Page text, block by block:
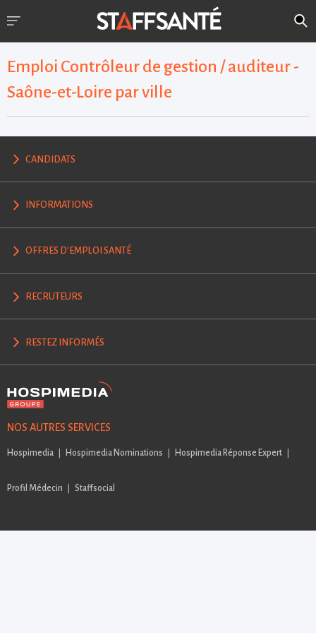
Emploi Contrôleur de gestion / auditeur -
Saône-et-Loire par ville
CANDIDATS
INFORMATIONS
OFFRES D'EMPLOI SANTÉ
RECRUTEURS
RESTEZ INFORMÉS
NOS AUTRES SERVICES
Hospimedia Hospimedia Nominations Hospimedia Réponse Expert
Profil Médecin Staffsocial